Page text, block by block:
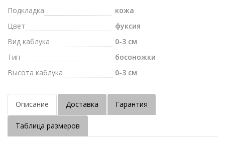
Подкладка
кожа
Цвет
фуксия
Вид каблука
0-3 см
Тип
босоножки
Высота каблука
0-3 см
Описание Доставка Гарантия
Таблица размеров